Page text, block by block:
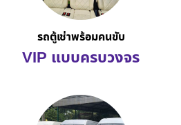
รถตู้เช่าพร้อมคนขับ
VIP แบบครบวงจร